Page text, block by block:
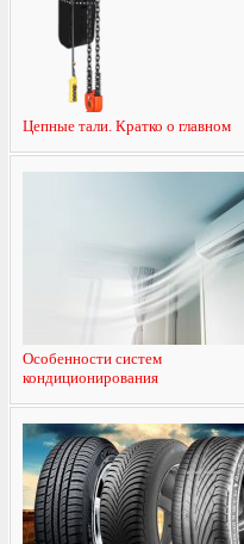
Цепные тали. Кратко о главном
Особенности систем
кондиционирования